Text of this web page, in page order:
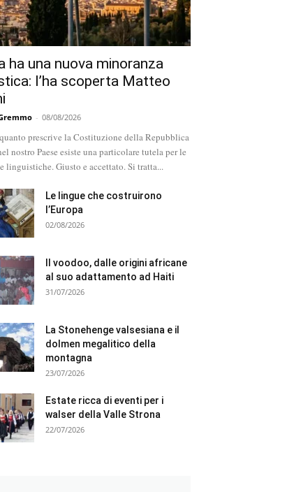
ha una nuova minoranza
l’ha scoperta Matteo
- 08/08/2026
prescrive la Costituzione della Repubblica
nostro Paese esiste una particolare tutela per le
linguistiche. Giusto e accettato. Si tratta...
Le lingue che costruirono
l’Europa
02/08/2026
Il voodoo, dalle origini africane
al suo adattamento ad Haiti
31/07/2026
La Stonehenge valsesiana e il
dolmen megalitico della
montagna
23/07/2026
Estate ricca di eventi per i
walser della Valle Strona
22/07/2026